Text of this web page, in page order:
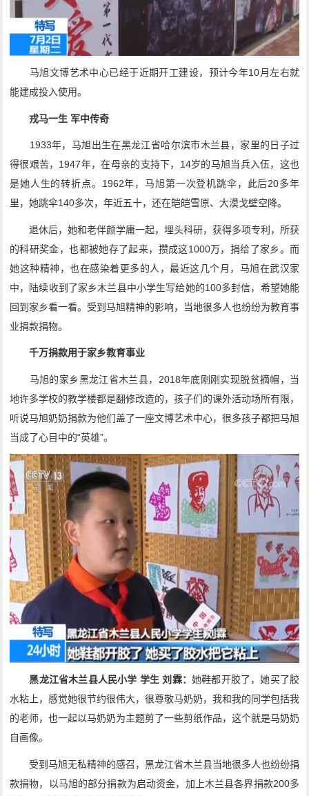
马旭文博艺术中心已经于近期开工建设，预计今年10月左右就
能建成投入使用。
戎马一生 军中传奇
1933年，马旭出生在黑龙江省哈尔滨市木兰县，家里的日子过
得很艰苦，1947年，在母亲的支持下，14岁的马旭当兵入伍，这也
是她人生的转折点。1962年，马旭第一次登机跳伞，此后20多年
里，她跳伞140多次，年近五十，还在皑皑雪原、大漠戈壁空降。
退休后，她和老伴颜学庸一起，埋头科研，获得多项专利，所获
的科研奖金，也都被她存了起来，攒成这1000万，捐给了家乡。而
她这种精神，也在感染着更多的人，最近这几个月，马旭在武汉家
中，陆续收到了家乡木兰县中小学生写给她的100多封信，希望她能
回到家乡看一看。受到马旭精神的影响，当地很多人也纷纷为教育事
业捐款捐物。
千万捐款用于家乡教育事业
马旭的家乡黑龙江省木兰县，2018年底刚刚实现脱贫摘帽，当
地许多学校的教学楼都是翻修改造的，孩子们的课外活动场所有限，
听说马旭奶奶捐款为他们盖了一座文博艺术中心，很多孩子都把马旭
当成了心目中的“英雄”。
黑龙江省木兰县人民小学 学生 刘霖：她鞋都开胶了，她买了胶
水粘上，感觉她很节约很伟大，很尊敬马奶奶，我和我的同学包括我
的老师，也一起以马奶奶为主题剪了一些剪纸作品，这个就是马奶奶
自画像。
受到马旭无私精神的感召，黑龙江省木兰县当地很多人也纷纷捐
款捐物，以马旭的部分捐款为启动资金，加上木兰县各界捐款200多